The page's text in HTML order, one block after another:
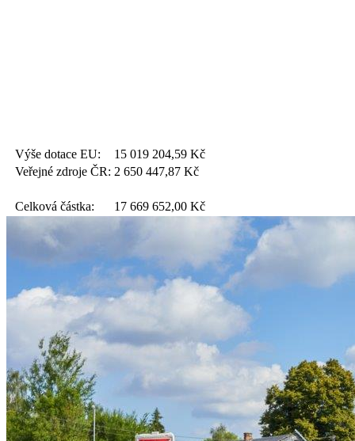
Výše dotace EU: 15 019 204,59 Kč
Veřejné zdroje ČR: 2 650 447,87 Kč
Celková částka: 17 669 652,00 Kč